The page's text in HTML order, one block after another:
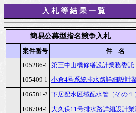
入 札 等 結 果 一 覧
簡易公募型指名競争入札
案件番号 件　名
105286-1 第三中山橋修繕設計業務委託
105409-1 小倉4号系統排水路詳細設計
106581-2 下居配水区域配水管（その
106704-1 大久保11号排水路詳細設計